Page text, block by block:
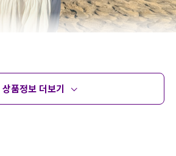
상품정보 더보기